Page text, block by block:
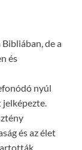
de a
és
nyúl
jelképezte.
és az élet